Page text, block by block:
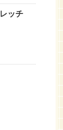
ッチ